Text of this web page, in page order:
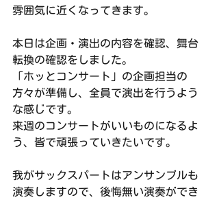
雰囲気に近くなってきます。
本日は企画・演出の内容を確認、舞台
転換の確認をしました。
「ホッとコンサート」の企画担当の
方々が準備し、全員で演出を行うよう
な感じです。
来週のコンサートがいいものになるよ
う、皆で頑張っていきたいです。
我がサックスパートはアンサンブルも
演奏しますので、後悔無い演奏ができ